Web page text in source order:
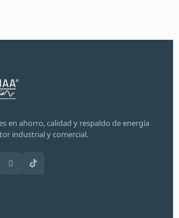
en ahorro, calidad y respaldo de energía
industrial y comercial.